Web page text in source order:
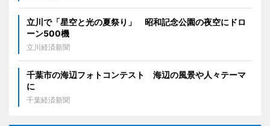
立川で「星空と光の夏祭り」 昭和記念公園の夜空にドロ
ーン500機
立川経済新聞
千葉市の海辺フォトコンテスト 海辺の風景や人々テーマ
に
千葉経済新聞